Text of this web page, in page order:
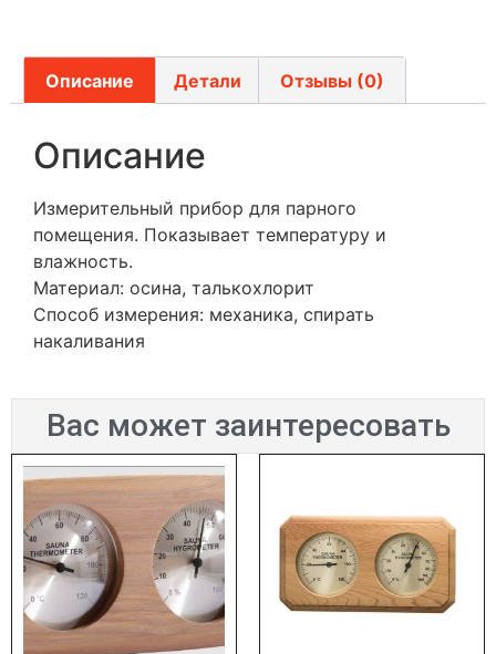
Описание Детали Отзывы (0)
Описание
Измерительный прибор для парного
помещения. Показывает температуру и
влажность.
Материал: осина, талькохлорит
Способ измерения: механика, спирать
накаливания
Вас может заинтересовать